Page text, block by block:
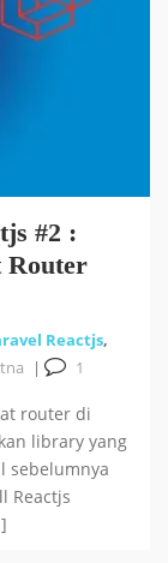
#2 :
Router
Reactjs,
| 1
router di
library yang
sebelumnya
Reactjs